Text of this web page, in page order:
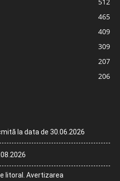
465
409
309
207
206
la data de 30.06.2026
litoral. Avertizarea